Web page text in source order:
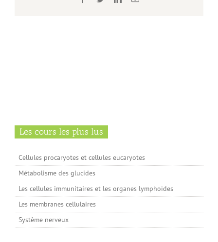
Les cours les plus lus
Cellules procaryotes et cellules eucaryotes
Métabolisme des glucides
Les cellules immunitaires et les organes lymphoïdes
Les membranes cellulaires
Système nerveux